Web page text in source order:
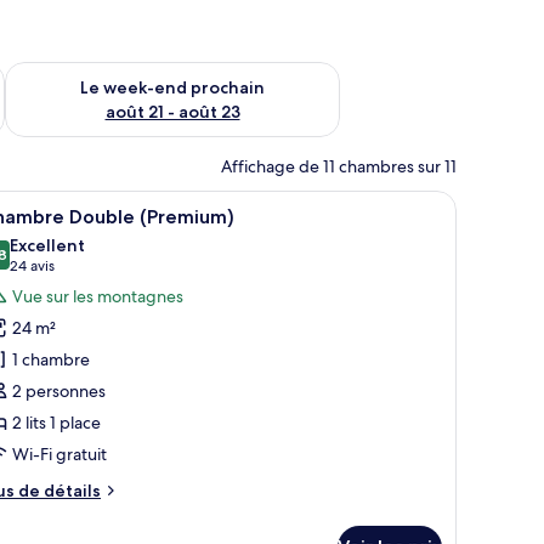
août 14 - août 16
Le week-end prochain
août 21 - août 23
Vérifier la disponibilité pour le week-end prochain août 21 -
Affichage de 11 chambres sur 11
bureau, d’une chaise, d’une télévision et d’une fenêtre avec des rideaux.
:
Une chambre d’hôtel avec un lit
14 Double (Premium)
sur 10
Excellent
24 avis
(24 avis)
Vue sur les montagnes
24 m²
1 chambre
2 personnes
2 lits 1 place
Wi-Fi gratuit
de détails